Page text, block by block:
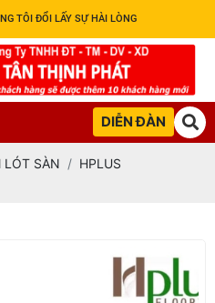
TÔI ĐỔI LẤY SỰ HÀI LÒNG
DIỄN ĐÀN
LÓT SÀN
HPLUS